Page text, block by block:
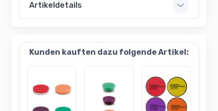
Artikeldetails
Kunden kauften dazu folgende Artikel: